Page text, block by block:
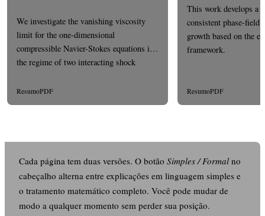
We investigate the vanishing viscosity
limit for the one-dimensional
compressible Navier-Stokes equations in
the regime of two interacting shock
ResumoPDF
This work develops a
consistent phase-field
growth based on the
framework.
ResumoPDF
Cada página tem duas versões. O botão Simples / Formal no
cabeçalho alterna entre explicações em linguagem simples e
o tratamento matemático completo. Você pode mudar de
modo a qualquer momento sem perder sua posição.